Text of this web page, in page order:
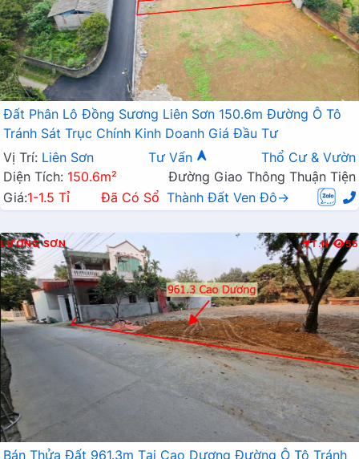
Đất Phân Lô Đồng Sương Liên Sơn 150.6m Đường Ô Tô
Tránh Sát Trục Chính Kinh Doanh Giá Đầu Tư
Vị Trí: Liên Sơn Tư Vấn
Thổ Cư & Vườn
Diện Tích: 150.6m²
Đường Giao Thông Thuận Tiện
Giá:1-1.5 Tỉ Đã Có Sổ Thành Đất Ven Đô→
LƯƠNG SƠN T.N 55
Bán Thửa Đất 961.3m Tại Cao Dương Đường Ô Tô Tránh